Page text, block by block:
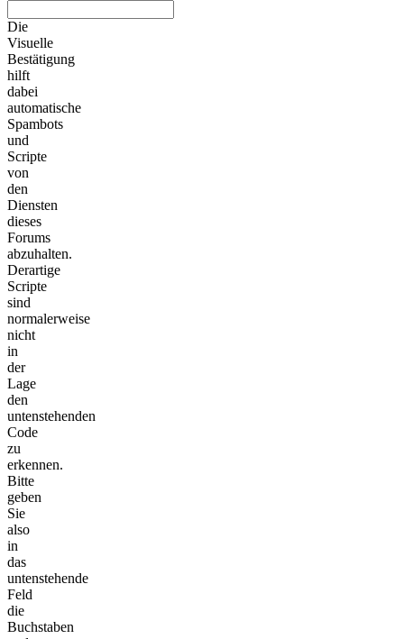
Die
Visuelle
Bestätigung
hilft
dabei
automatische
Spambots
und
Scripte
von
den
Diensten
dieses
Forums
abzuhalten.
Derartige
Scripte
sind
normalerweise
nicht
in
der
Lage
den
untenstehenden
Code
zu
erkennen.
Bitte
geben
Sie
also
in
das
untenstehende
Feld
die
Buchstaben